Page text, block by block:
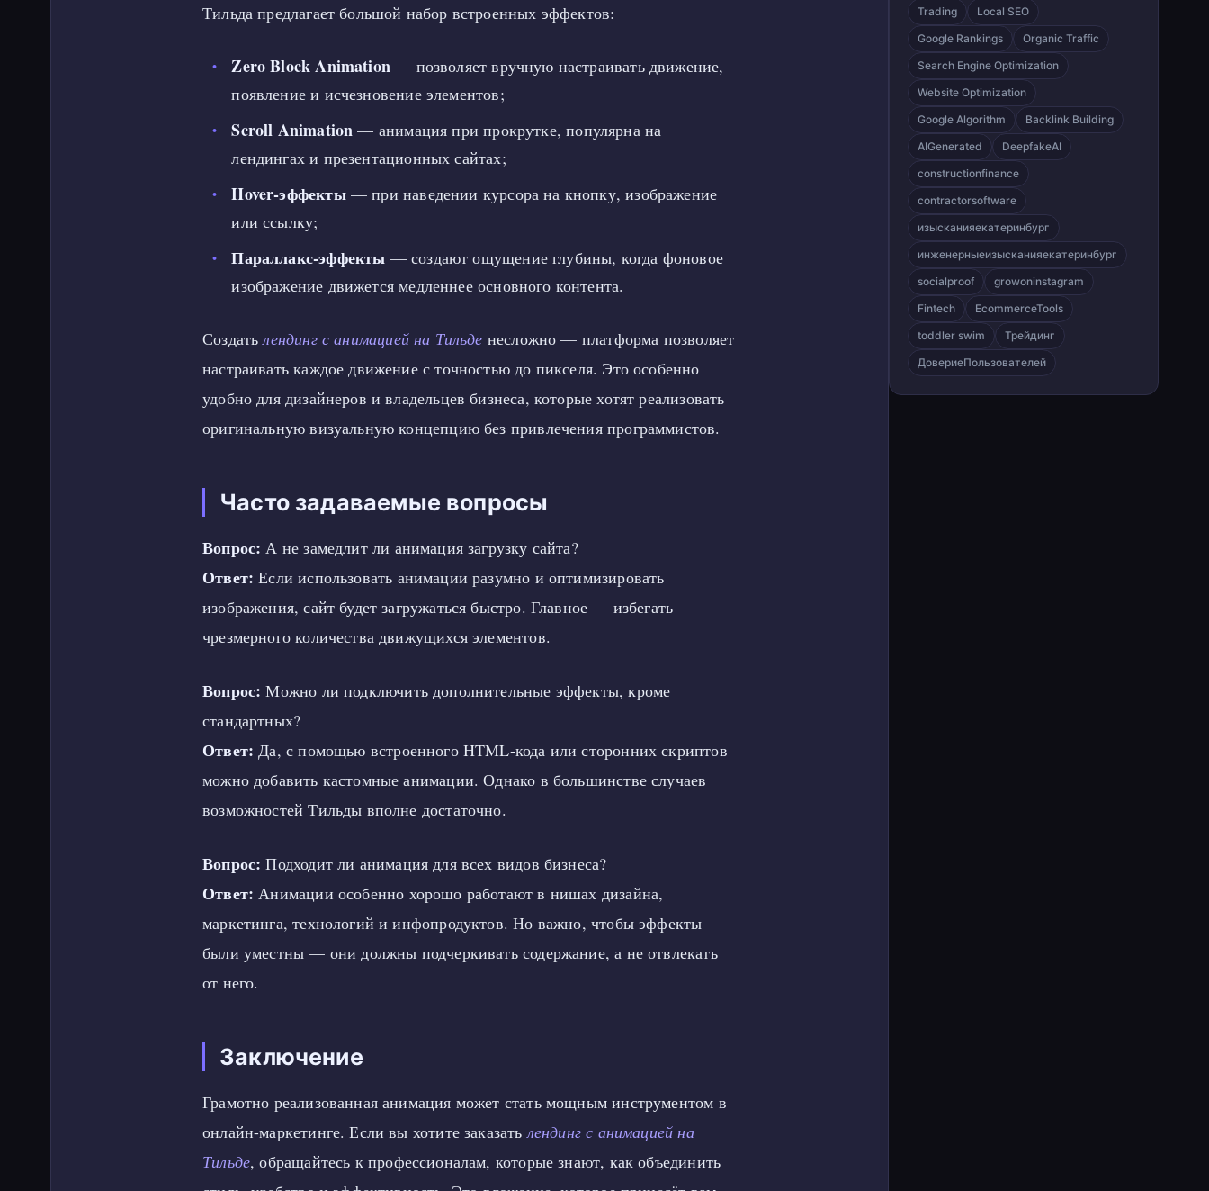
Тильда предлагает большой набор встроенных эффектов:
Zero Block Animation — позволяет вручную настраивать движение,
появление и исчезновение элементов;
Scroll Animation — анимация при прокрутке, популярна на
лендингах и презентационных сайтах;
Hover-эффекты— при наведении курсора на кнопку, изображение
или ссылку;
Параллакс-эффекты — создают ощущение глубины, когда фоновое
изображение движется медленнее основного контента.
Создатьлендинг с анимацией на Тильде несложно — платформа позволяет
настраивать каждое движение с точностью до пикселя. Это особенно
удобно для дизайнеров и владельцев бизнеса, которые хотят реализовать
оригинальную визуальную концепцию без привлечения программистов.
Часто задаваемые вопросы
Вопрос: А не замедлит ли анимация загрузку сайта?
Ответ: Если использовать анимации разумно и оптимизировать
изображения, сайт будет загружаться быстро. Главное — избегать
чрезмерного количества движущихся элементов.
Вопрос: Можно ли подключить дополнительные эффекты, кроме
стандартных?
Ответ: Да, с помощью встроенного HTML-кода или сторонних скриптов
можно добавить кастомные анимации. Однако в большинстве случаев
возможностей Тильды вполне достаточно.
Вопрос: Подходит ли анимация для всех видов бизнеса?
Ответ: Анимации особенно хорошо работают в нишах дизайна,
маркетинга, технологий и инфопродуктов. Но важно, чтобы эффекты
были уместны — они должны подчеркивать содержание, а не отвлекать
от него.
Заключение
Грамотно реализованная анимация может стать мощным инструментом в
онлайн-маркетинге. Если вы хотите заказатьлендинг с анимацией на
Тильде, обращайтесь к профессионалам, которые знают, как объединить
Trading
Local SEO
Google Rankings
Organic Traffic
Search Engine Optimization
Website Optimization
Google Algorithm
Backlink Building
AIGenerated
DeepfakeAI
constructionfinance
contractorsoftware
изысканияекатеринбург
инженерныеизысканияекатеринбург
socialproof
growoninstagram
Fintech
EcommerceTools
toddler swim
Трейдинг
ДовериеПользователей